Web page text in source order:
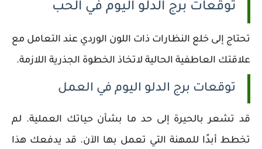
توقعات برج الدلو اليوم في الحب
تحتاج إلى خلع النظارات ذات اللون الوردي عند التعامل مع
علاقتك العاطفية الحالية لاتخاذ الخطوة الجذرية اللازمة.
توقعات برج الدلو اليوم في العمل
قد تشعر بالحيرة إلى حد ما بشأن حياتك العملية. لم
تخطط أبدًا للمهنة التي تعمل بها الآن. قد يدفعك هذا